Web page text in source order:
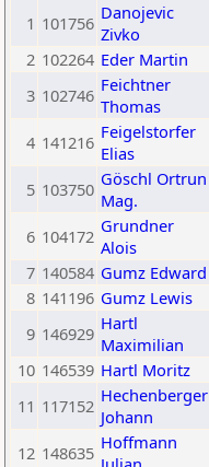
1 101756 Danojevic
Zivko
2 102264 Eder Martin
3 102746 Feichtner
Thomas
4 141216 Feigelstorfer
Elias
5 103750 Göschl Ortrun
Mag.
6 104172 Grundner
Alois
7 140584 Gumz Edward
8 141196 Gumz Lewis
9 146929 Hartl
Maximilian
10 146539 Hartl Moritz
11 117152 Hechenberger
Johann
12 148635 Hoffmann